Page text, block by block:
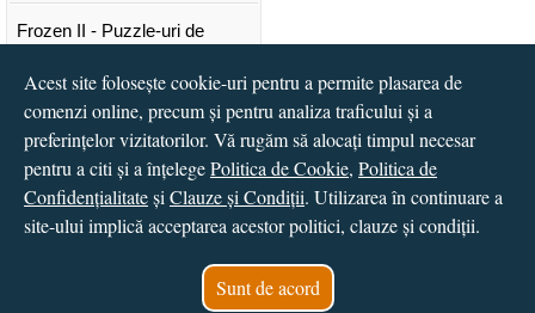
Frozen II - Puzzle-uri de
Lansare "Portocalele verzi" de
Vitali Cipileaga
...toate știrile
© 2016 - 2026S.C. CCN Books SRL
Vital Soft
Acest site folosește cookie-uri pentru a permite plasarea de
comenzi online, precum și pentru analiza traficului și a
preferințelor vizitatorilor. Vă rugăm să alocați timpul necesar
pentru a citi și a înțelegePolitica de Cookie, Politica de
Confidențialitateși Clauze și Condiții. Utilizarea în continuare a
site-ului implică acceptarea acestor politici, clauze și condiții.
Sunt de acord